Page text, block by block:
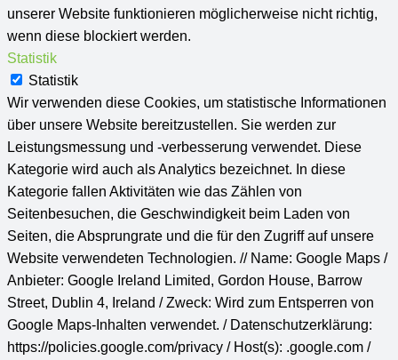
unserer Website funktionieren möglicherweise nicht richtig,
wenn diese blockiert werden.
Statistik
Statistik
Wir verwenden diese Cookies, um statistische Informationen
über unsere Website bereitzustellen. Sie werden zur
Leistungsmessung und -verbesserung verwendet. Diese
Kategorie wird auch als Analytics bezeichnet. In diese
Kategorie fallen Aktivitäten wie das Zählen von
Seitenbesuchen, die Geschwindigkeit beim Laden von
Seiten, die Absprungrate und die für den Zugriff auf unsere
Website verwendeten Technologien. // Name: Google Maps /
Anbieter: Google Ireland Limited, Gordon House, Barrow
Street, Dublin 4, Ireland / Zweck: Wird zum Entsperren von
Google Maps-Inhalten verwendet. / Datenschutzerklärung:
https://policies.google.com/privacy / Host(s): .google.com /